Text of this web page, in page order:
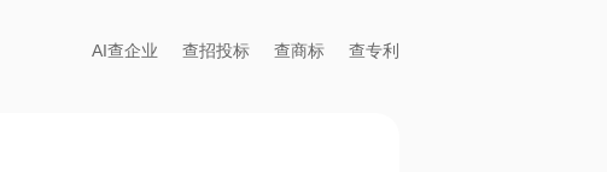
AI查企业 查招投标 查商标 查专利